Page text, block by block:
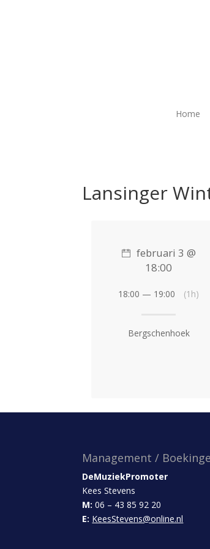
Home
Lansinger
februari 3 @
18:00
18:00 — 19:00 (1h)
Bergschenhoek
Management /
DeMuziekPromoter
Kees Stevens
M: 06 – 43 85 92 20
E: KeesStevens@online.nl